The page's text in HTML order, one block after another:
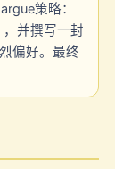
策略：
并撰写一封
偏好。最终